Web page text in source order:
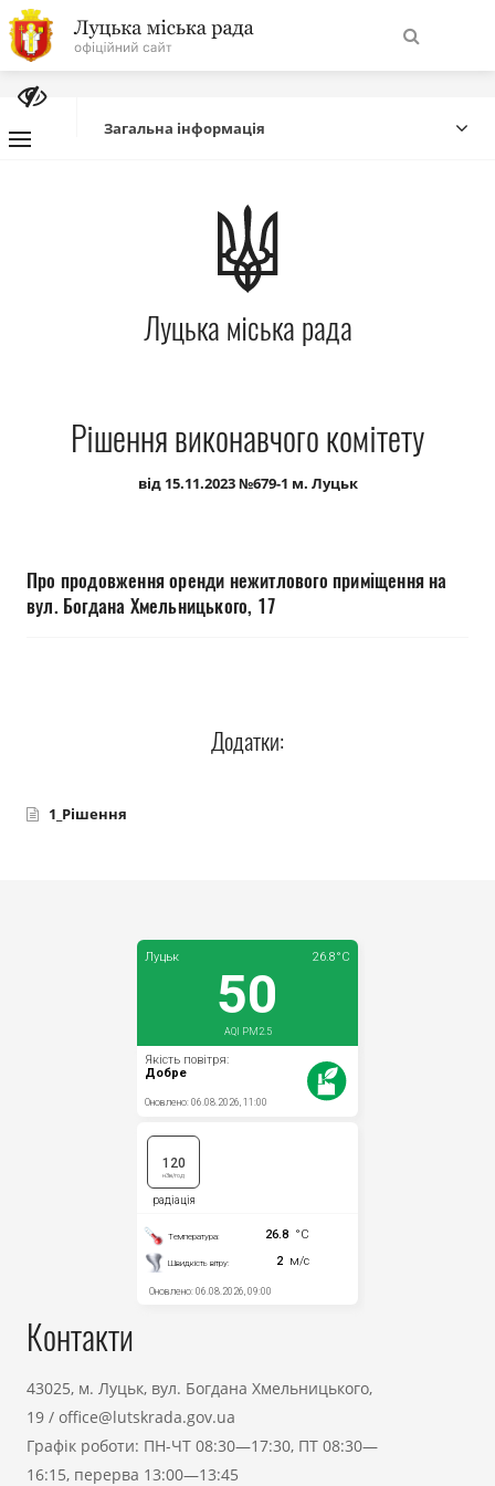
На
головну
Про місто
Міська влада
Міська рада
Публічна інформація
Документи
Загальна інформація
Луцька міська рада
Рішення виконавчого комітету
від 15.11.2023 №679-1 м. Луцьк
Про продовження оренди нежитлового приміщення на
вул. Богдана Хмельницького, 17
Додатки:
1_Рішення
Контакти
43025, м. Луцьк, вул. Богдана Хмельницького,
19 / office@lutskrada.gov.ua
Графік роботи: ПН-ЧТ 08:30—17:30, ПТ 08:30—
16:15, перерва 13:00—13:45